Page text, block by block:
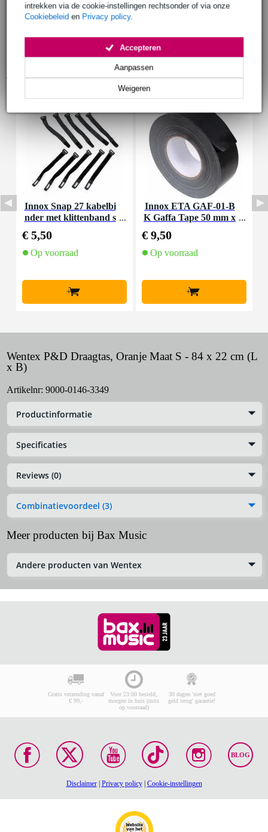
intrekken via de cookie-instellingen rechtsonder of via onze
Cookiebeleid en Privacy policy.
Weigeren
Aanpassen
Accepteren
Accessoires (9)
Innox Snap 27 kabelbi
nder met klittenband s
€ 5,50
Op voorraad
+
Innox ETA GAF-01-B
K Gaffa Tape 50 mm x
€ 9,50
Op voorraad
+
Wentex P&D Draagtas, Oranje Maat S - 84 x 22 cm (L
x B)
Artikelnr: 9000-0146-3349
Productinformatie
Specificaties
Reviews (0)
Combinatievoordeel (3)
Meer producten bij Bax Music
Andere producten van Wentex
Gratis verzending vanaf
€ 99,-
Voor 23:00 besteld,
morgen in huis (mits
op voorraad)
30 dagen 'niet goed
geld terug' garantie!
BLOG
Disclaimer| Privacy policy| Cookie-instellingen